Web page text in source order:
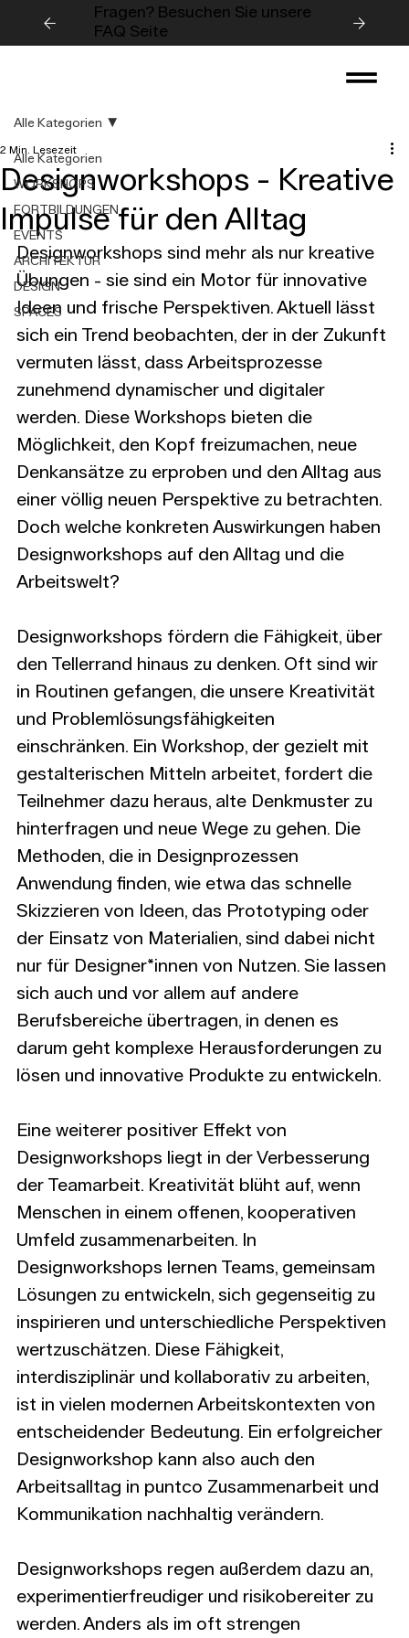
Fragen? Besuchen Sie unsere
FAQ Seite
Alle Kategorien
WORKSHOPS
FORTBILDUNGEN
EVENTS
ARCHITEKTUR
DESIGN
SPACES
Alle Kategorien
Designworkshops - Kreative
Impulse für den Alltag
2 Min. Lesezeit
Designworkshops sind mehr als nur kreative
Übungen - sie sind ein Motor für innovative
Ideen und frische Perspektiven. Aktuell lässt
sich ein Trend beobachten, der in der Zukunft
vermuten lässt, dass Arbeitsprozesse
zunehmend dynamischer und digitaler
werden. Diese Workshops bieten die
Möglichkeit, den Kopf freizumachen, neue
Denkansätze zu erproben und den Alltag aus
einer völlig neuen Perspektive zu betrachten.
Doch welche konkreten Auswirkungen haben
Designworkshops auf den Alltag und die
Arbeitswelt?
Designworkshops fördern die Fähigkeit, über
den Tellerrand hinaus zu denken. Oft sind wir
in Routinen gefangen, die unsere Kreativität
und Problemlösungsfähigkeiten
einschränken. Ein Workshop, der gezielt mit
gestalterischen Mitteln arbeitet, fordert die
Teilnehmer dazu heraus, alte Denkmuster zu
hinterfragen und neue Wege zu gehen. Die
Methoden, die in Designprozessen
Anwendung finden, wie etwa das schnelle
Skizzieren von Ideen, das Prototyping oder
der Einsatz von Materialien, sind dabei nicht
nur für Designer*innen von Nutzen. Sie lassen
sich auch und vor allem auf andere
Berufsbereiche übertragen, in denen es
darum geht komplexe Herausforderungen zu
lösen und innovative Produkte zu entwickeln.
Eine weiterer positiver Effekt von
Designworkshops liegt in der Verbesserung
der Teamarbeit. Kreativität blüht auf, wenn
Menschen in einem offenen, kooperativen
Umfeld zusammenarbeiten. In
Designworkshops lernen Teams, gemeinsam
Lösungen zu entwickeln, sich gegenseitig zu
inspirieren und unterschiedliche Perspektiven
wertzuschätzen. Diese Fähigkeit,
interdisziplinär und kollaborativ zu arbeiten,
ist in vielen modernen Arbeitskontexten von
entscheidender Bedeutung. Ein erfolgreicher
Designworkshop kann also auch den
Arbeitsalltag in puntco Zusammenarbeit und
Kommunikation nachhaltig verändern.
Designworkshops regen außerdem dazu an,
experimentierfreudiger und risikobereiter zu
werden. Anders als im oft strengen